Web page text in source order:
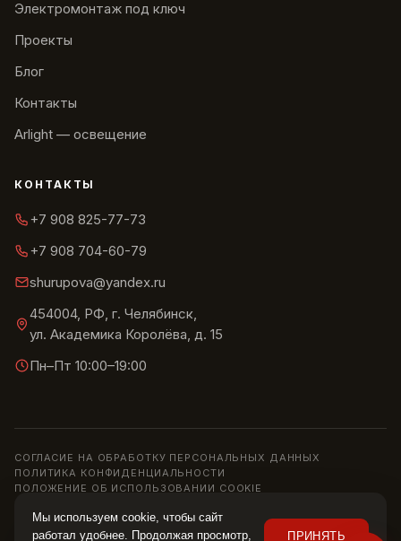
Электромонтаж под ключ
Проекты
Блог
Контакты
Arlight — освещение
КОНТАКТЫ
+7 908 825-77-73
+7 908 704-60-79
shurupova@yandex.ru
454004, РФ, г. Челябинск,
ул. Академика Королёва, д. 15
Пн–Пт 10:00–19:00
СОГЛАСИЕ НА ОБРАБОТКУ ПЕРСОНАЛЬНЫХ ДАННЫХ
ПОЛИТИКА КОНФИДЕНЦИАЛЬНОСТИ
ПОЛОЖЕНИЕ ОБ ИСПОЛЬЗОВАНИИ COOKIE
Информация на сайте носит справочный характер и не является
Мы используем cookie, чтобы сайт
работал удобнее. Продолжая просмотр,
ПРИНЯТЬ